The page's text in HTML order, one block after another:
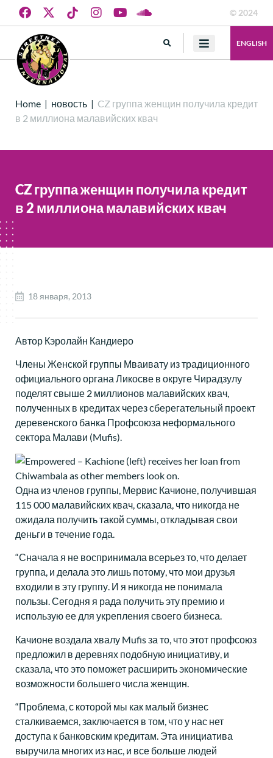
© 2024
ENGLISH
Home | новость | CZ группа женщин получила кредит
в 2 миллиона малавийских квач
CZ группа женщин получила кредит
в 2 миллиона малавийских квач
18 января, 2013
Автор Кэролайн Кандиеро
Члены Женской группы Мваивату из традиционного
официального органа Ликосве в округе Чирадзулу
поделят свыше 2 миллионов малавийских квач,
полученных в кредитах через сберегательный проект
деревенского банка Профсоюза неформального
сектора Малави (Mufis).
Одна из членов группы, Мервис Качионе, получившая
115 000 малавийских квач, сказала, что никогда не
ожидала получить такой суммы, откладывая свои
деньги в течение года.
“Сначала я не воспринимала всерьез то, что делает
группа, и делала это лишь потому, что мои друзья
входили в эту группу. И я никогда не понимала
пользы. Сегодня я рада получить эту премию и
использую ее для укрепления своего бизнеса.
Качионе воздала хвалу Mufis за то, что этот профсоюз
предложил в деревнях подобную инициативу, и
сказала, что это поможет расширить экономические
возможности большего числа женщин.
“Проблема, с которой мы как малый бизнес
сталкиваемся, заключается в том, что у нас нет
доступа к банковским кредитам. Эта инициатива
выручила многих из нас, и все больше людей